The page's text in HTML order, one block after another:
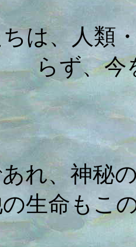
は、人類
らず、今
れ、神秘
生命もこ